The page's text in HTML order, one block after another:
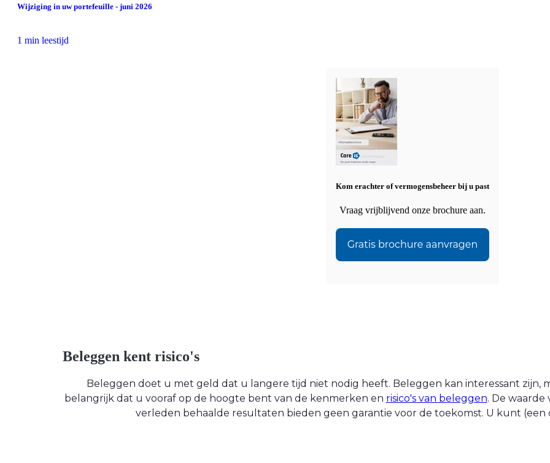
Wijziging in uw portefeuille - juni 2026
1 min leestijd
Kom erachter of vermogensbeheer bij u past
Vraag vrijblijvend onze brochure aan.
Beleggen kent risico's
Beleggen doet u met geld dat u langere tijd niet nodig heeft. Beleggen kan interessant zijn,
belangrijk dat u vooraf op de hoogte bent van de kenmerken en risico's van beleggen. De
verleden behaalde resultaten bieden geen garantie voor de toekomst. U kunt (een